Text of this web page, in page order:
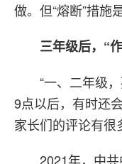
做。但“熔断”措施
三年级后，“
“一、二年级
9点以后，有时还
家长们的评论有很
2021年，中